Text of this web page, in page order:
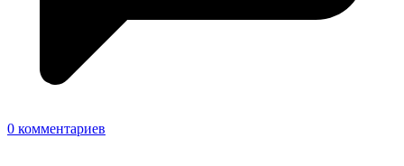
0 комментариев